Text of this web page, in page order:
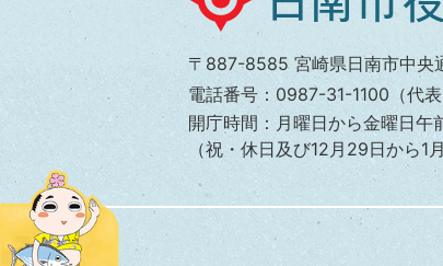
南
役
所
〒887-8585 宮崎県日南市中央
電話番号：0987-31-1100（代表
開庁時間：月曜日から金曜日
（祝・休日及び12月29日から1